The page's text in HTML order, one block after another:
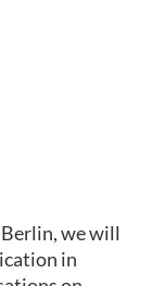
we will
in